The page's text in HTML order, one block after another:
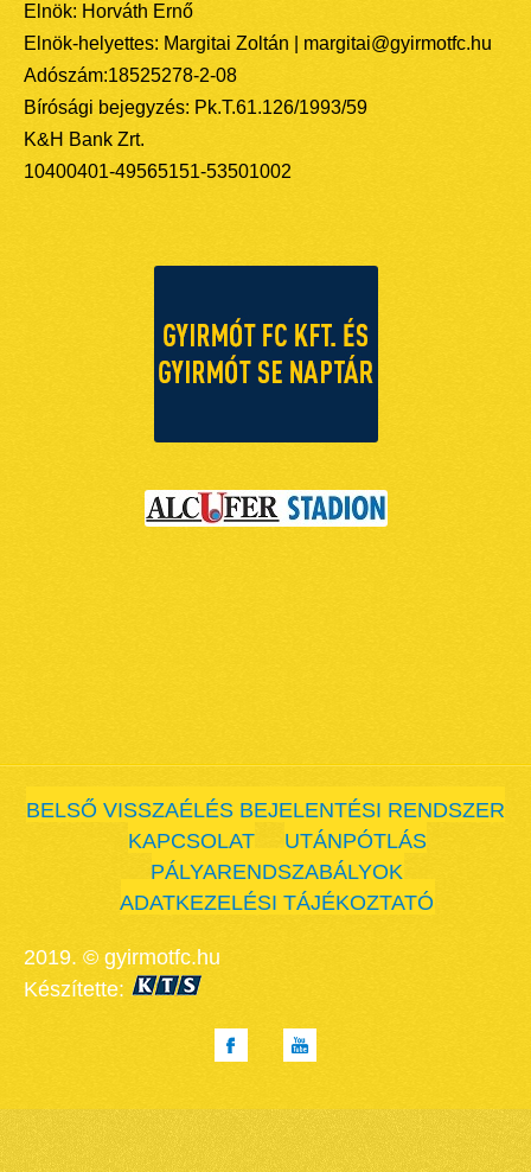
Elnök: Horváth Ernő
Elnök-helyettes: Margitai Zoltán | margitai@gyirmotfc.hu
Adószám:18525278-2-08
Bírósági bejegyzés: Pk.T.61.126/1993/59
K&H Bank Zrt.
10400401-49565151-53501002
BELSŐ VISSZAÉLÉS BEJELENTÉSI RENDSZER
KAPCSOLAT
UTÁNPÓTLÁS
PÁLYARENDSZABÁLYOK
ADATKEZELÉSI TÁJÉKOZTATÓ
2019. © gyirmotfc.hu
Készítette: